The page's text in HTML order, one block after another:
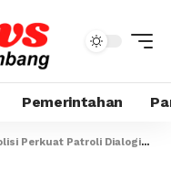
Pemerintahan
Patroli Dialogis di Jalan MH Thamrin, Cegah Gangguan Kamtibmas dan Kejahatan Jalanan